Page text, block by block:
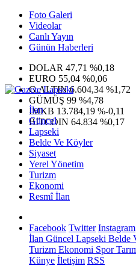
Foto Galeri
Videolar
Canlı Yayın
Günün Haberleri
DOLAR 47,71 %0,18
EURO 55,04 %0,06
G.ALTIN6.604,34 %1,72
GÜMÜŞ 99 %4,78
IMKB 13.784,19 %-0,11
BITCOIN 64.834 %0,17
İlan
Güncel
Lapseki
Belde Ve Köyler
Siyaset
Yerel Yönetim
Turizm
Ekonomi
Resmî İlan
Facebook Twitter Instagram
İlan Güncel Lapseki Belde
Turizm Ekonomi Spor
Künye İletişim RSS